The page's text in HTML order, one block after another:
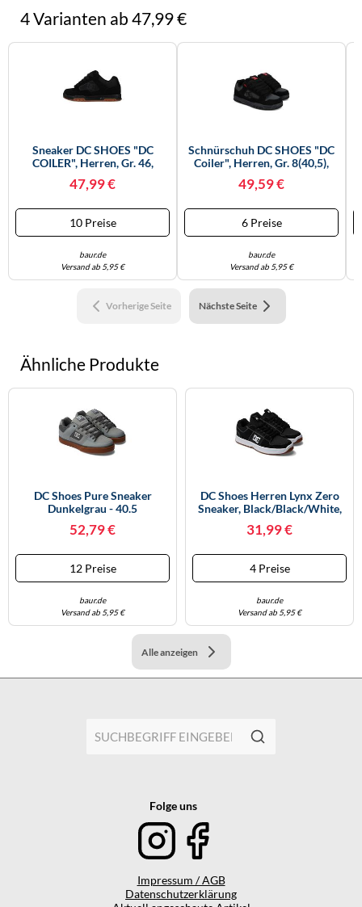
4 Varianten ab 47,99 €
Sneaker DC SHOES "DC
COILER", Herren, Gr. 46,
Leder, Synthetik, Schuhe
47,99 €
10 Preise
baur.de
Versand ab 5,95 €
Schnürschuh DC SHOES "DC
Coiler", Herren, Gr. 8(40,5),
Obermaterial:42.52% Leder,
Schnürschuh (76034525-8)
Schwarz, Gr
49,59 €
6 Preise
baur.de
Versand ab 5,95 €
Vorherige Seite Nächste Seite
Ähnliche Produkte
DC Shoes Pure Sneaker
Dunkelgrau - 40.5
52,79 €
12 Preise
baur.de
Versand ab 5,95 €
DC Shoes Herren Lynx Zero
Sneaker, Black/Black/White,
38.5 EU
31,99 €
4 Preise
baur.de
Versand ab 5,95 €
Alle anzeigen
Folge uns
Impressum / AGB
Datenschutzerklärung